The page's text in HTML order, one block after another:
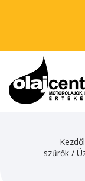
szűrők/